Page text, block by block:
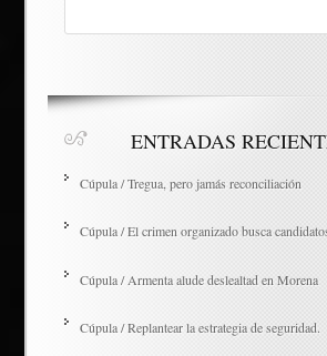
ENTRADAS
Cúpula / Tregua, pero jamás reconciliación
Cúpula / El crimen organizado busca
Cúpula / Armenta alude deslealtad en Morena
Cúpula / Replantear la estrategia de seguridad.